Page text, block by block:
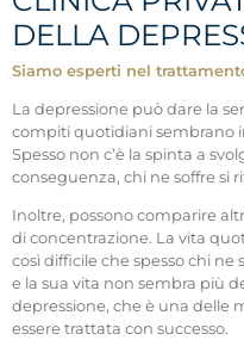
DELLA
Siamo esperti nel
La depressione può dare la
compiti quotidiani sembrano
Spesso non c’è la spinta a
conseguenza, chi ne soffre si
Inoltre, possono comparire
di concentrazione. La vita
così difficile che spesso chi
e la sua vita non sembra più
depressione, che è una delle
essere trattata con successo.